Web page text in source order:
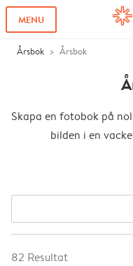
MENU
Årsbok Årsbok
Skapa en fotobok på
bilden i en
82 Resultat